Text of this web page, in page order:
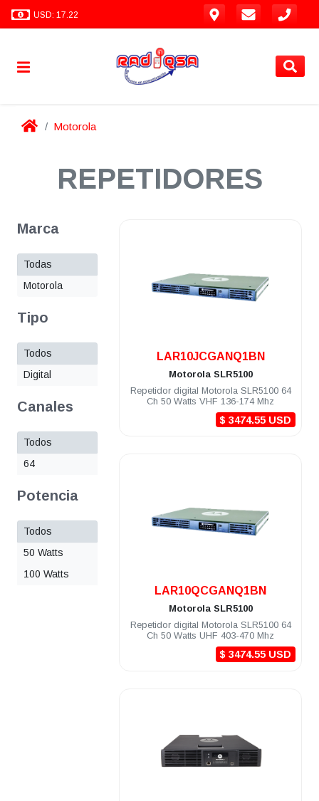
USD: 17.22
Motorola
REPETIDORES
Marca
Todas
Motorola
Tipo
Todos
Digital
Canales
Todos
64
Potencia
Todos
50 Watts
100 Watts
LAR10JCGANQ1BN
Motorola SLR5100
Repetidor digital Motorola SLR5100 64
Ch 50 Watts VHF 136-174 Mhz
$ 3474.55 USD
LAR10QCGANQ1BN
Motorola SLR5100
Repetidor digital Motorola SLR5100 64
Ch 50 Watts UHF 403-470 Mhz
$ 3474.55 USD